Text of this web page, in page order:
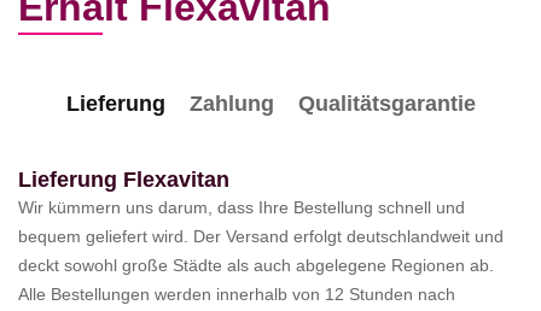
Lieferung Zahlung Qualitätsgarantie
Lieferung Flexavitan
Wir kümmern uns darum, dass Ihre Bestellung schnell und
bequem geliefert wird. Der Versand erfolgt deutschlandweit und
deckt sowohl große Städte als auch abgelegene Regionen ab.
Alle Bestellungen werden innerhalb von 12 Stunden nach